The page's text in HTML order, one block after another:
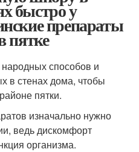
быстро у
препараты
пятке
способов и
в стенах дома, чтобы
пятки.
изначально нужно
ведь дискомфорт
организма.